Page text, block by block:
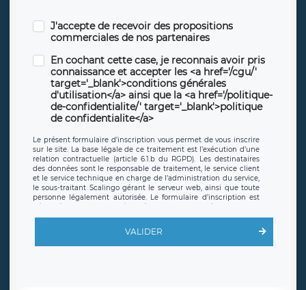
J'accepte de recevoir des propositions
commerciales de nos partenaires
En cochant cette case, je reconnais avoir pris
connaissance et accepter les <a href='/cgu/'
target='_blank'>conditions générales
d'utilisation</a> ainsi que la <a href='/politique-
de-confidentialite/' target='_blank'>politique
de confidentialite</a>
Le présent formulaire d’inscription vous permet de vous inscrire
sur le site. La base légale de ce traitement est l’exécution d’une
relation contractuelle (article 6.1.b du RGPD). Les destinataires
des données sont le responsable de traitement, le service client
et le service technique en charge de l’administration du service,
le sous-traitant Scalingo gérant le serveur web, ainsi que toute
personne légalement autorisée. Le formulaire d’inscription est
offrant desclauses de protection conformes au RGPD. Les
en sollicite la suppression, étant entendu que vous pouvez
demander la suppression de vos données et retirer votre
VALIDER